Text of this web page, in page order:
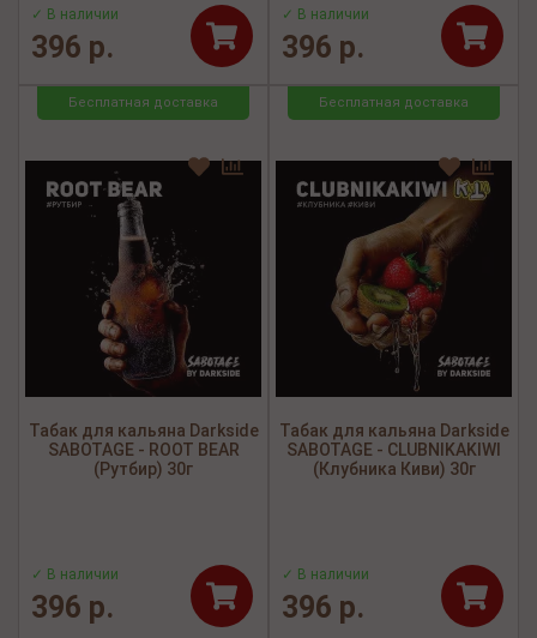
✓ В наличии
396 р.
✓ В наличии
396 р.
Бесплатная доставка
Табак для кальяна Darkside
SABOTAGE - ROOT BEAR
(Рутбир) 30г
✓ В наличии
396 р.
Бесплатная доставка
Табак для кальяна Darkside
SABOTAGE - CLUBNIKAKIWI
(Клубника Киви) 30г
✓ В наличии
396 р.